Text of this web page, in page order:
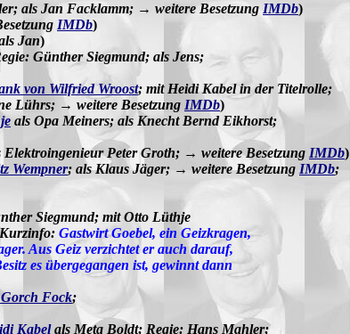
als Jan Facklamm; → weitere Besetzung IMDb)
IMDb)
Jan)
Günther Siegmund; als Jens;
von Wilfried Wroost; mit Heidi Kabel in der Titelrolle;
Lührs; → weitere Besetzung IMDb)
als Opa Meiners; als Knecht Bernd Eikhorst;
Peter Groth; → weitere Besetzung IMDb)
Wempner; als Klaus Jäger; → weitere Besetzung IMDb;
Siegmund; mit Otto Lüthje
Kurzinfo: Gastwirt Goebel, ein Geizkragen,
Aus Geiz verzichtet er auch darauf,
es übergegangen ist, gewinnt dann
Fock;
Kabelals Meta Boldt; Regie: Hans Mahler;